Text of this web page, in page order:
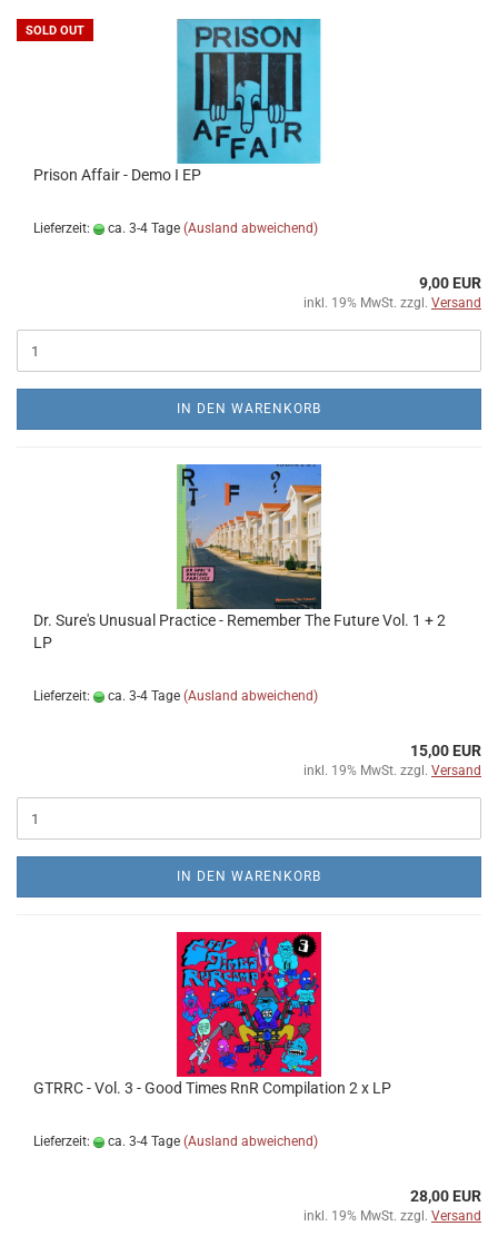
SOLD OUT
Prison Affair - Demo I EP
Lieferzeit: ca. 3-4 Tage (Ausland abweichend)
9,00 EUR
inkl. 19% MwSt. zzgl. Versand
IN DEN WARENKORB
Dr. Sure's Unusual Practice - Remember The Future Vol. 1 + 2
LP
Lieferzeit: ca. 3-4 Tage (Ausland abweichend)
15,00 EUR
inkl. 19% MwSt. zzgl. Versand
IN DEN WARENKORB
GTRRC - Vol. 3 - Good Times RnR Compilation 2 x LP
Lieferzeit: ca. 3-4 Tage (Ausland abweichend)
28,00 EUR
inkl. 19% MwSt. zzgl. Versand